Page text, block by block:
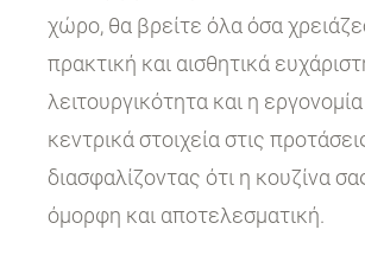
χώρο, θα βρείτε όλα όσα
πρακτική και αισθητικά
λειτουργικότητα και η
κεντρικά στοιχεία στις
διασφαλίζοντας ότι η κουζίνα
όμορφη και αποτελεσματική.